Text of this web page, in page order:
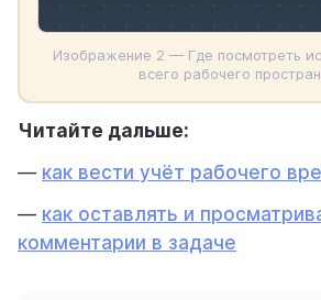
Изображение 2 — Где посмотреть
всего рабочего
Читайте дальше:
— как вести учёт рабочего
— как оставлять и
комментарии в задаче